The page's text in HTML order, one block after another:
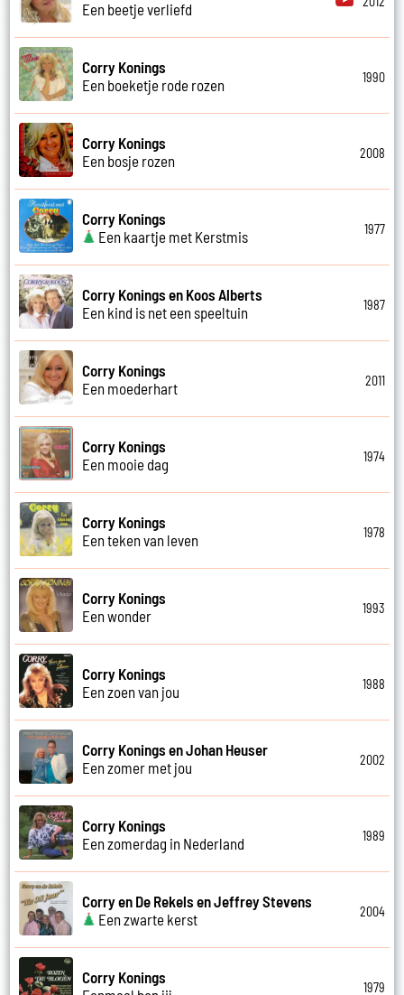
Een beetje verliefd
Corry Konings
Een boeketje rode rozen
1990
Corry Konings
Een bosje rozen
2008
Corry Konings
Een kaartje met Kerstmis
1977
Corry Konings en Koos Alberts
Een kind is net een speeltuin
1987
Corry Konings
Een moederhart
2011
Corry Konings
Een mooie dag
1974
Corry Konings
Een teken van leven
1978
Corry Konings
Een wonder
1993
Corry Konings
Een zoen van jou
1988
Corry Konings en Johan Heuser
Een zomer met jou
2002
Corry Konings
Een zomerdag in Nederland
1989
Corry en De Rekels en Jeffrey Stevens
Een zwarte kerst
2004
Corry Konings
1979